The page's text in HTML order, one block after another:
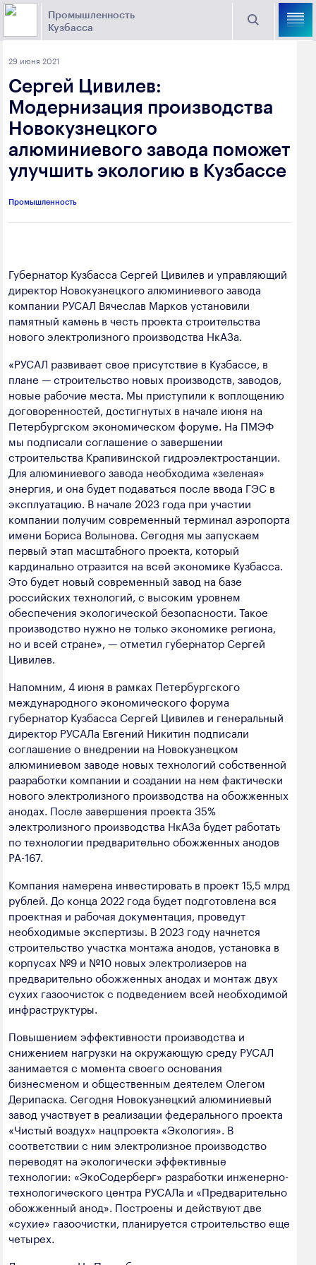
Промышленность
Кузбасса
Поиск
Торговая площадка Кузбасса
Выберите отрасль
Угольная промышленность
Горно-металлургическая промышленность
Химическая промышленность
Электроэнергетика
Промышленность строительных материалов
Добыча общераспространенных
полезных ископаемых
Лесная промышленность
Пищевая промышленность
Предприятия
Новости
промышленности
dprom@ako.ru
29 июня 2021
Сергей Цивилев:
Модернизация производства
Новокузнецкого
алюминиевого завода поможет
улучшить экологию в Кузбассе
Промышленность
Губернатор Кузбасса Сергей Цивилев и управляющий
директор Новокузнецкого алюминиевого завода
компании РУСАЛ Вячеслав Марков установили
памятный камень в честь проекта строительства
нового электролизного производства НкАЗа.
«РУСАЛ развивает свое присутствие в Кузбассе, в
плане — строительство новых производств, заводов,
новые рабочие места. Мы приступили к воплощению
договоренностей, достигнутых в начале июня на
Петербургском экономическом форуме. На ПМЭФ
мы подписали соглашение о завершении
строительства Крапивинской гидроэлектростанции.
Для алюминиевого завода необходима «зеленая»
энергия, и она будет подаваться после ввода ГЭС в
эксплуатацию. В начале 2023 года при участии
компании получим современный терминал аэропорта
имени Бориса Волынова. Сегодня мы запускаем
первый этап масштабного проекта, который
кардинально отразится на всей экономике Кузбасса.
Это будет новый современный завод на базе
российских технологий, с высоким уровнем
обеспечения экологической безопасности. Такое
производство нужно не только экономике региона,
но и всей стране», — отметил губернатор Сергей
Цивилев.
Напомним, 4 июня в рамках Петербургского
международного экономического форума
губернатор Кузбасса Сергей Цивилев и генеральный
директор РУСАЛа Евгений Никитин подписали
соглашение о внедрении на Новокузнецком
алюминиевом заводе новых технологий собственной
разработки компании и создании на нем фактически
нового электролизного производства на обожженных
анодах. После завершения проекта 35%
электролизного производства НкАЗа будет работать
по технологии предварительно обожженных анодов
РА-167.
Компания намерена инвестировать в проект 15,5 млрд
рублей. До конца 2022 года будет подготовлена вся
проектная и рабочая документация, проведут
необходимые экспертизы. В 2023 году начнется
строительство участка монтажа анодов, установка в
корпусах №9 и №10 новых электролизеров на
предварительно обожженных анодах и монтаж двух
сухих газоочисток с подведением всей необходимой
инфраструктуры.
Повышением эффективности производства и
снижением нагрузки на окружающую среду РУСАЛ
занимается с момента своего основания
бизнесменом и общественным деятелем Олегом
Дерипаска. Сегодня Новокузнецкий алюминиевый
завод участвует в реализации федерального проекта
«Чистый воздух» нацпроекта «Экология». В
соответствии с ним электролизное производство
переводят на экологически эффективные
технологии: «ЭкоСодерберг» разработки инженерно-
технологического центра РУСАЛа и «Предварительно
обожженный анод». Построены и действуют две
«сухие» газоочистки, планируется строительство еще
четырех.